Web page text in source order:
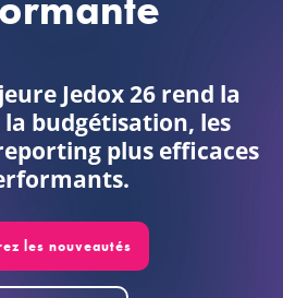
Jedox 26 rend la
budgétisation, les
plus efficaces
les nouveautés